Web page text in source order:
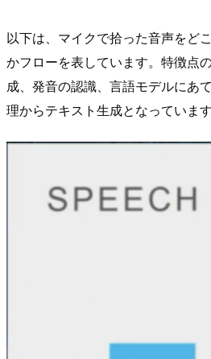
以下は、マイクで拾った音声をど
かフローを表しています。特徴点
成、発音の認識、言語モデルにあ
理からテキスト生成となっています